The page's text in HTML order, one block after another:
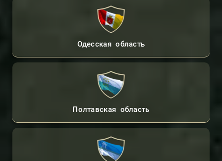
Одесская область
Полтавская область